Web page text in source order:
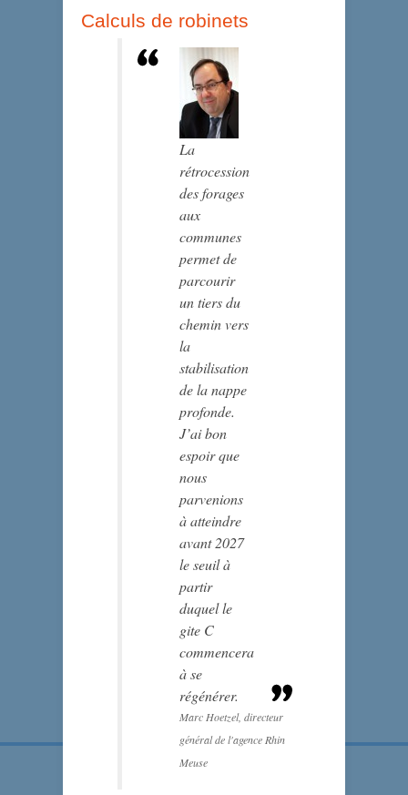
Calculs de robinets
La
rétrocession
des forages
aux
communes
permet de
parcourir
un tiers du
chemin vers
la
stabilisation
de la nappe
profonde.
J’ai bon
espoir que
nous
parvenions
à atteindre
avant 2027
le seuil à
partir
duquel le
gite C
commencera
à se
régénérer.
Marc Hoetzel, directeur
général de l'agence Rhin
Meuse